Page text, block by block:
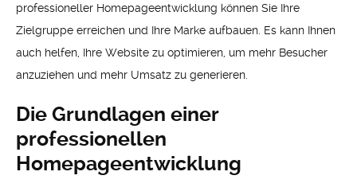
professioneller Homepageentwicklung können Sie Ihre
Zielgruppe erreichen und Ihre Marke aufbauen. Es kann Ihnen
auch helfen, Ihre Website zu optimieren, um mehr Besucher
anzuziehen und mehr Umsatz zu generieren.
Die Grundlagen einer
professionellen
Homepageentwicklung